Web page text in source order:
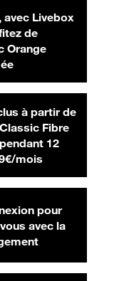
avec Livebox
de
mois
Orange
à partir de
Fibre
€ par mois
pendant 12
mois42,99 € par
pour
avec la